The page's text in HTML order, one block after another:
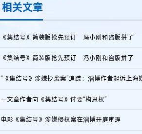
相关文章
《集结号》简装版抢先预订 冯小刚和盗版拼了
《集结号》简装版抢先预订 冯小刚和盗版拼了
“《集结号》涉嫌抄袭案”追踪：淄博作者起诉上海
一文章作者向《集结号》讨要“构思权”
电影《集结号》涉嫌侵权案在淄博开庭审理